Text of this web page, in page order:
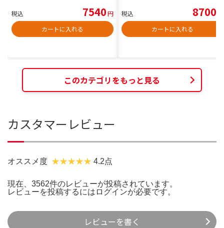
税込 7540円
カートに入れる
税込 8700
カートに入れる
このカテゴリをもっと見る
カスタマーレビュー
オススメ度 4.2点
現在、3562件のレビューが投稿されています。
レビューを投稿するには ログインが必要です。
レビューを書く